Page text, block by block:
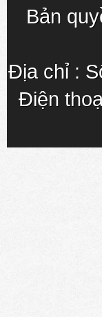
Bản
Địa chỉ :
Điện